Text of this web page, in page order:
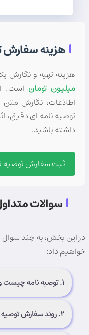
هزینه سفارش
هزینه تهیه و نگارش
میلیون تومان است.
اطلاعات، نگارش
توصیه نامه ای دقیق،
داشته باشید.
ثبت سفارش توصیه
سوالات
در این بخش، به چند سوال
خواهیم داد:
۱. توصیه نامه چیست و چه اهمیتی در پذیرش دارد؟
توصیه نامه نامه
ها و شخصیت شما
۲. روند سفارش توصیه نامه چگونه انجام می شود؟